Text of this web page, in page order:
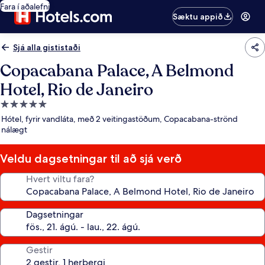
Fara í aðalefni
Sæktu appið
Sjá alla gististaði
Copacabana Palace, A Belmond
Hotel, Rio de Janeiro
5.0
stjörnu
gististaður
Hótel, fyrir vandláta, með 2 veitingastöðum, Copacabana-strönd
nálægt
Veldu dagsetningar til að sjá verð
Hvert viltu fara?
Dagsetningar
Gestir